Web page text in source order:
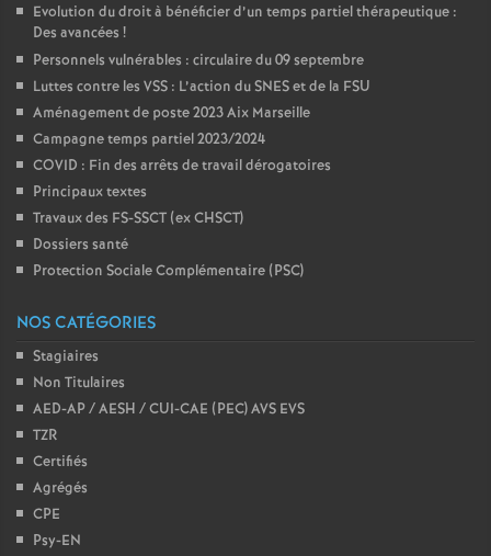
Evolution du droit à bénéficier d’un temps partiel thérapeutique :
Des avancées !
Personnels vulnérables : circulaire du 09 septembre
Luttes contre les VSS : L’action du SNES et de la FSU
Aménagement de poste 2023 Aix Marseille
Campagne temps partiel 2023/2024
COVID : Fin des arrêts de travail dérogatoires
Principaux textes
Travaux des FS-SSCT (ex CHSCT)
Dossiers santé
Protection Sociale Complémentaire (PSC)
NOS CATÉGORIES
Stagiaires
Non Titulaires
AED-AP / AESH / CUI-CAE (PEC) AVS EVS
TZR
Certifiés
Agrégés
CPE
Psy-EN